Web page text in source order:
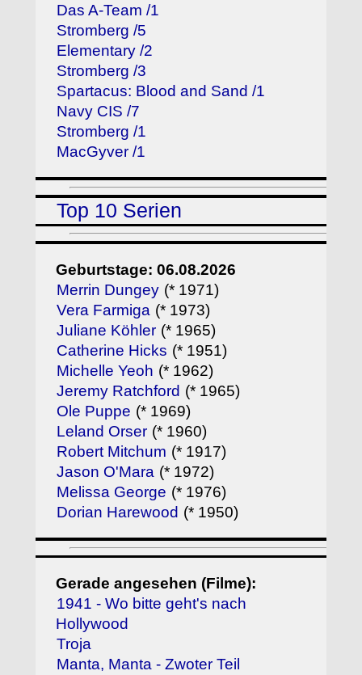
Das A-Team /1
Stromberg /5
Elementary /2
Stromberg /3
Spartacus: Blood and Sand /1
Navy CIS /7
Stromberg /1
MacGyver /1
Top 10 Serien
Geburtstage: 06.08.2026
Merrin Dungey (* 1971)
Vera Farmiga (* 1973)
Juliane Köhler (* 1965)
Catherine Hicks (* 1951)
Michelle Yeoh (* 1962)
Jeremy Ratchford (* 1965)
Ole Puppe (* 1969)
Leland Orser (* 1960)
Robert Mitchum (* 1917)
Jason O'Mara (* 1972)
Melissa George (* 1976)
Dorian Harewood (* 1950)
Gerade angesehen (Filme):
1941 - Wo bitte geht's nach
Hollywood
Troja
Manta, Manta - Zwoter Teil